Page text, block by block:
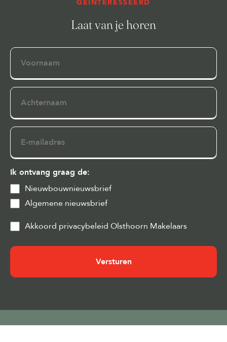
GEÏNTERESSEERD
Laat van je horen
Voornaam
Achternaam
E-
mailadres
Ik ontvang graag de:
Nieuwbouwnieuwsbrief
Algemene nieuwsbrief
Privacy
Cookies
Akkoord privacybeleid Olsthoorn Makelaars